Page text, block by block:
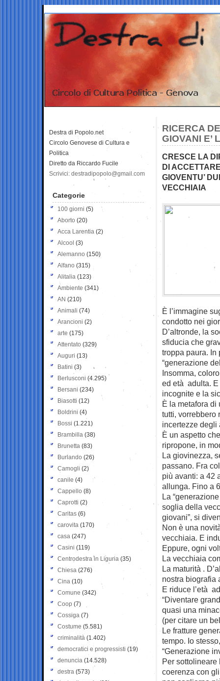
RICERCA
GIOVANI E’
CRESCE LA
DI
GIOVENTU’
VECCHIAIA
È l’immagine
condotto nei
D’altronde, la
sfiducia che
troppa paura. In
“generazione
Insomma,
ed età adulta. E
incognite e la
È la metafora
tutti, vorrebbero
incertezze degli
È un aspetto
ripropone, in
La giovinezza,
passano. Fra
più avanti: a 42
allunga. Fino a
La
soglia della
giovani”, si
Non è una
vecchiaia. E
Eppure, ogni
La vecchiaia
La maturità .
nostra biografia
E riduce l’età
“Diventare
quasi una
(per citare un
Le fratture
tempo. Io
“Generazione
Per
coerenza con
Destra di Popolo.net
Circolo Genovese di Cultura e
Politica
Diretto da Riccardo Fucile
Scrivici: destradipopolo@gmail.com
Categorie
100 giorni (5)
Aborto (20)
Acca Larentia (2)
Alcool (3)
Alemanno (150)
Alfano (315)
Alitalia (123)
Ambiente (341)
AN (210)
Animali (74)
Arancioni (2)
arte (175)
Attentato (329)
Auguri (13)
Batini (3)
Berlusconi (4.295)
Bersani (234)
Biasotti (12)
Boldrini (4)
Bossi (1.221)
Brambilla (38)
Brunetta (83)
Burlando (26)
Camogli (2)
canile (4)
Cappello (8)
Caprotti (2)
Caritas (6)
carovita (170)
casa (247)
Casini (119)
Centrodestra in Liguria (35)
Chiesa (276)
Cina (10)
Comune (342)
Coop (7)
Cossiga (7)
Costume (5.581)
criminalità (1.402)
democratici e progressisti (19)
denuncia (14.528)
destra (573)